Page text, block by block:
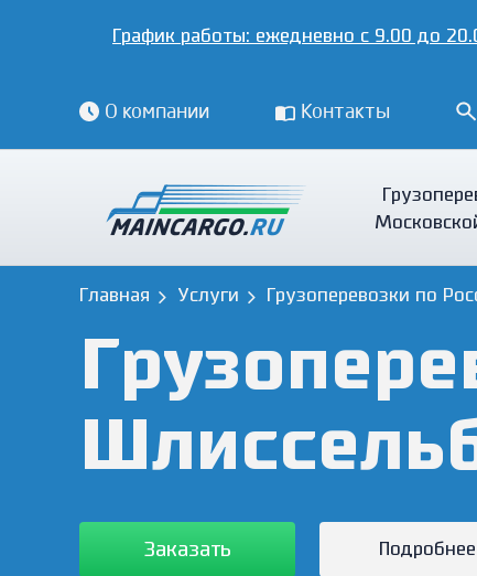
График работы: ежедневно с 9.00 до
О компании Контакты
Главная Услуги Грузоперевозки по
Заказать Подробнее